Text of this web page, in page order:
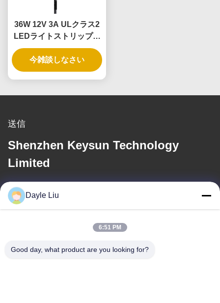
36W 12V 3A ULクラス2
LEDライトストリップ用
電源アダプター、3年保
証、安全な低電圧
今雑談しなさい
送信
Shenzhen Keysun Technology
Limited
電子メール
dayle@keysuntech.com
住所
Dayle Liu
6:51 PM
Good day, what product are you looking for?